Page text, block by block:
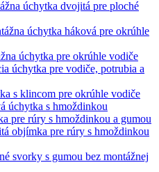
úchytka dvojitá pre ploché
úchytka háková pre okrúhle
úchytka pre okrúhle vodiče
úchytka pre vodiče, potrubia a
s klincom pre okrúhle vodiče
úchytka s hmoždinkou
pre rúry s hmoždinkou a gumou
objímka pre rúry s hmoždinkou
svorky s gumou bez montážnej